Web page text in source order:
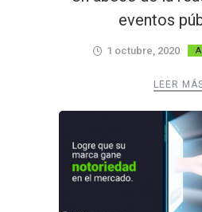
eventos
1 octubre, 2020
LEER